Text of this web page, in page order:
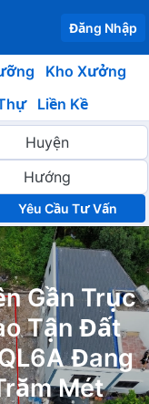
Đăng Nhập
Kho Xưởng
Liền Kề
Yêu Cầu Tư Vấn
Gần Trục
Tận Đất
Đang
Mét